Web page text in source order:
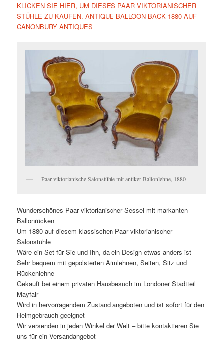
KLICKEN SIE HIER, UM DIESES PAAR VIKTORIANISCHER
STÜHLE ZU KAUFEN. ANTIQUE BALLOON BACK 1880 AUF
CANONBURY ANTIQUES
Paar viktorianische Salonstühle mit antiker Ballonlehne, 1880
Wunderschönes Paar viktorianischer Sessel mit markanten
Ballonrücken
Um 1880 auf diesem klassischen Paar viktorianischer
Salonstühle
Wäre ein Set für Sie und Ihn, da ein Design etwas anders ist
Sehr bequem mit gepolsterten Armlehnen, Seiten, Sitz und
Rückenlehne
Gekauft bei einem privaten Hausbesuch im Londoner Stadtteil
Mayfair
Wird in hervorragendem Zustand angeboten und ist sofort für den
Heimgebrauch geeignet
Wir versenden in jeden Winkel der Welt – bitte kontaktieren Sie
uns für ein Versandangebot